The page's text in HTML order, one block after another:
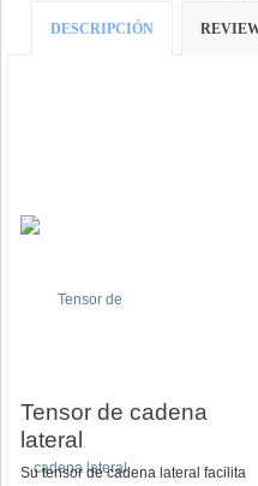
DESCRIPCIÓN
Tensor de cadena
lateral
Su tensor de cadena lateral facilita